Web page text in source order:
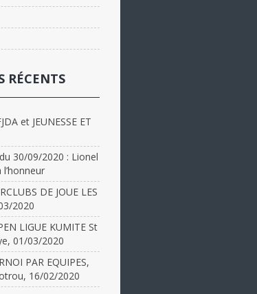
RÉCENTS
et JEUNESSE ET
30/09/2020 : Lionel
l’honneur
DE JOUE LES
2020
LIGUE KUMITE St
01/03/2020
PAR EQUIPES,
16/02/2020